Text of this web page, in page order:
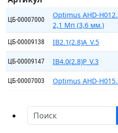
ЦБ-00007000
Optimus AHD-
2,1 Мп (3,6 мм.)
ЦБ-00009138 IB2.1(2.8)A_V.5
ЦБ-00009147 IB4.0(2.8)P_V.3
ЦБ-00007003 Optimus AHD-